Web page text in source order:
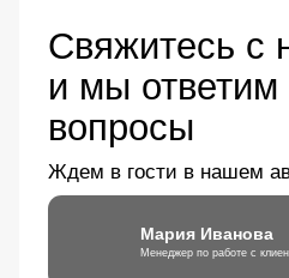
Свяжитесь с
и мы ответим
вопросы
Ждем в гости в нашем
Мария Иванова
Менеджер по работе с